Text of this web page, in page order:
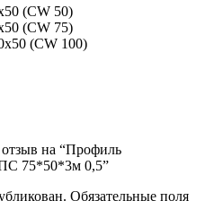
(CW 50)
(CW 75)
(CW 100)
отзыв на “Профиль
75*50*3м 0,5”
Обязательные поля